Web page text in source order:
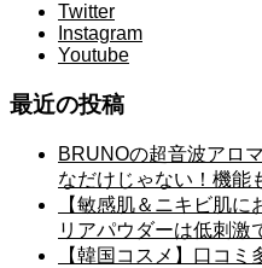
Twitter
Instagram
Youtube
最近の投稿
BRUNOの超音波アロ
なだけじゃない！機能
【敏感肌＆ニキビ肌
リアパウダーは低刺激
【韓国コスメ】口コ